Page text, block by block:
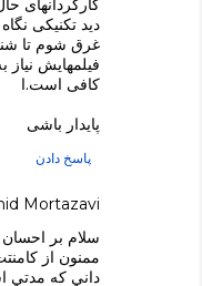
کارگردانهای
دید تکنیکی
غرق شوم تا
فیلمهایش
کافی است.ا
پایدار باشی
پاسخ دادن
Mortazavi
سلام بر احسان
ممنون از
داني كه مدتي